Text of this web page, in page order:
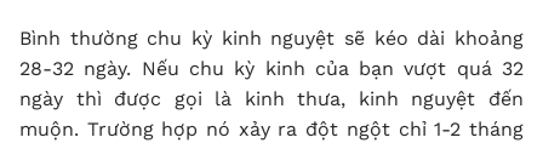
Bình thường chu kỳ kinh nguyệt sẽ kéo dài khoảng
28-32 ngày. Nếu chu kỳ kinh của bạn vượt quá 32
ngày thì được gọi là kinh thưa, kinh nguyệt đến
muộn. Trường hợp nó xảy ra đột ngột chỉ 1-2 tháng